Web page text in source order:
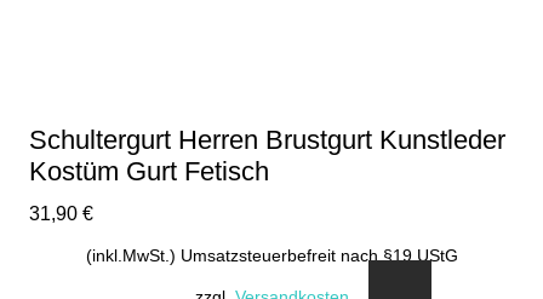
Schultergurt Herren Brustgurt Kunstleder
Kostüm Gurt Fetisch
31,90 €
(inkl.MwSt.) Umsatzsteuerbefreit nach §19 UStG